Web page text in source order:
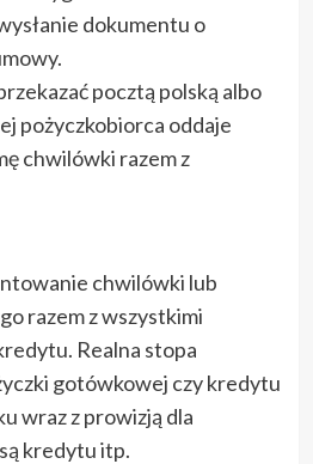
dokumentu o
pocztą polską albo
pożyczkobiorca oddaje
chwilówki razem z
chwilówki lub
razem z wszystkimi
Realna stopa
gotówkowej czy kredytu
wraz z prowizją dla
kredytu itp.